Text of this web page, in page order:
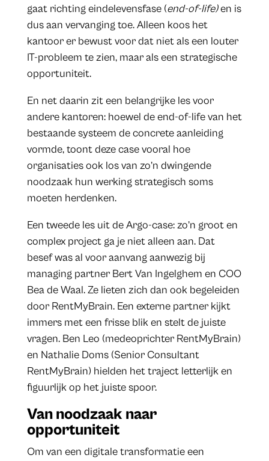
gaat richting eindelevensfase (end-of-life)en is
dus aan vervanging toe. Alleen koos het
kantoor er bewust voor dat niet als een louter
IT-probleem te zien, maar als een strategische
opportuniteit.
En net daarin zit een belangrijke les voor
andere kantoren: hoewel de end-of-life van het
bestaande systeem de concrete aanleiding
vormde, toont deze case vooral hoe
organisaties ook los van zo’n dwingende
noodzaak hun werking strategisch soms
moeten herdenken.
Een tweede les uit de Argo-case: zo’n groot en
complex project ga je niet alleen aan. Dat
besef was al voor aanvang aanwezig bij
managing partner Bert Van Ingelghem en COO
Bea de Waal. Ze lieten zich dan ook begeleiden
door RentMyBrain. Een externe partner kijkt
immers met een frisse blik en stelt de juiste
vragen. Ben Leo (medeoprichter RentMyBrain)
en Nathalie Doms (Senior Consultant
RentMyBrain) hielden het traject letterlijk en
figuurlijk op het juiste spoor.
Van noodzaak naar
opportuniteit
Om van een digitale transformatie een